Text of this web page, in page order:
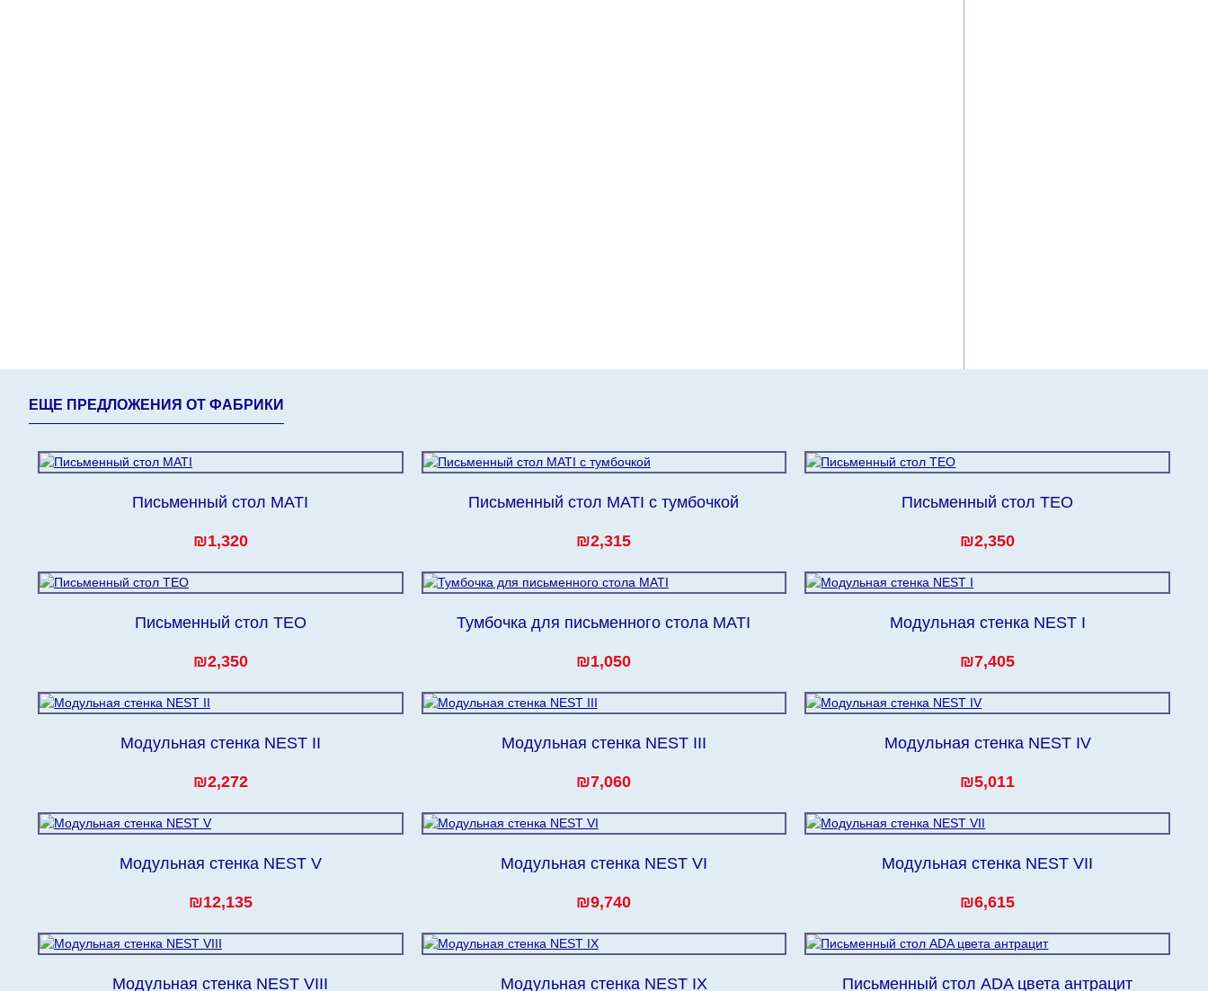
ЕЩЕ ПРЕДЛОЖЕНИЯ ОТ ФАБРИКИ
Письменный стол MATI
₪1,320
Письменный стол MATI с тумбочкой
₪2,315
Письменный стол TEO
₪2,350
Письменный стол TEO
₪2,350
Тумбочка для письменного стола MATI
₪1,050
Модульная стенка NEST I
₪7,405
Модульная стенка NEST II
₪2,272
Модульная стенка NEST III
₪7,060
Модульная стенка NEST IV
₪5,011
Модульная стенка NEST V
₪12,135
Модульная стенка NEST VI
₪9,740
Модульная стенка NEST VII
₪6,615
Модульная стенка NEST VIII Модульная стенка NEST IX Письменный стол ADA цвета антрацит